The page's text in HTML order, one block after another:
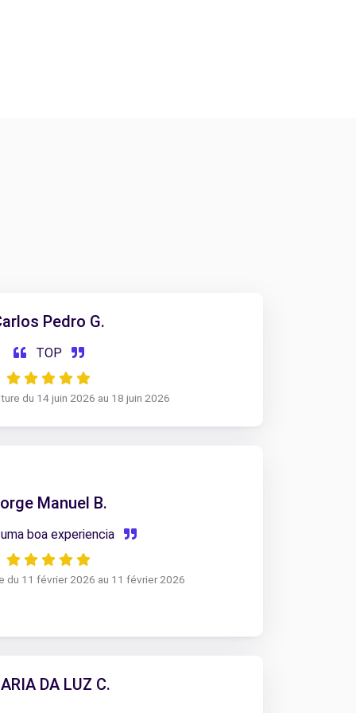
Pedro G.
TOP
du 14 juin 2026 au 18 juin 2026
Manuel B.
boa experiencia
du 11 février 2026 au 11 février 2026
DA LUZ C.